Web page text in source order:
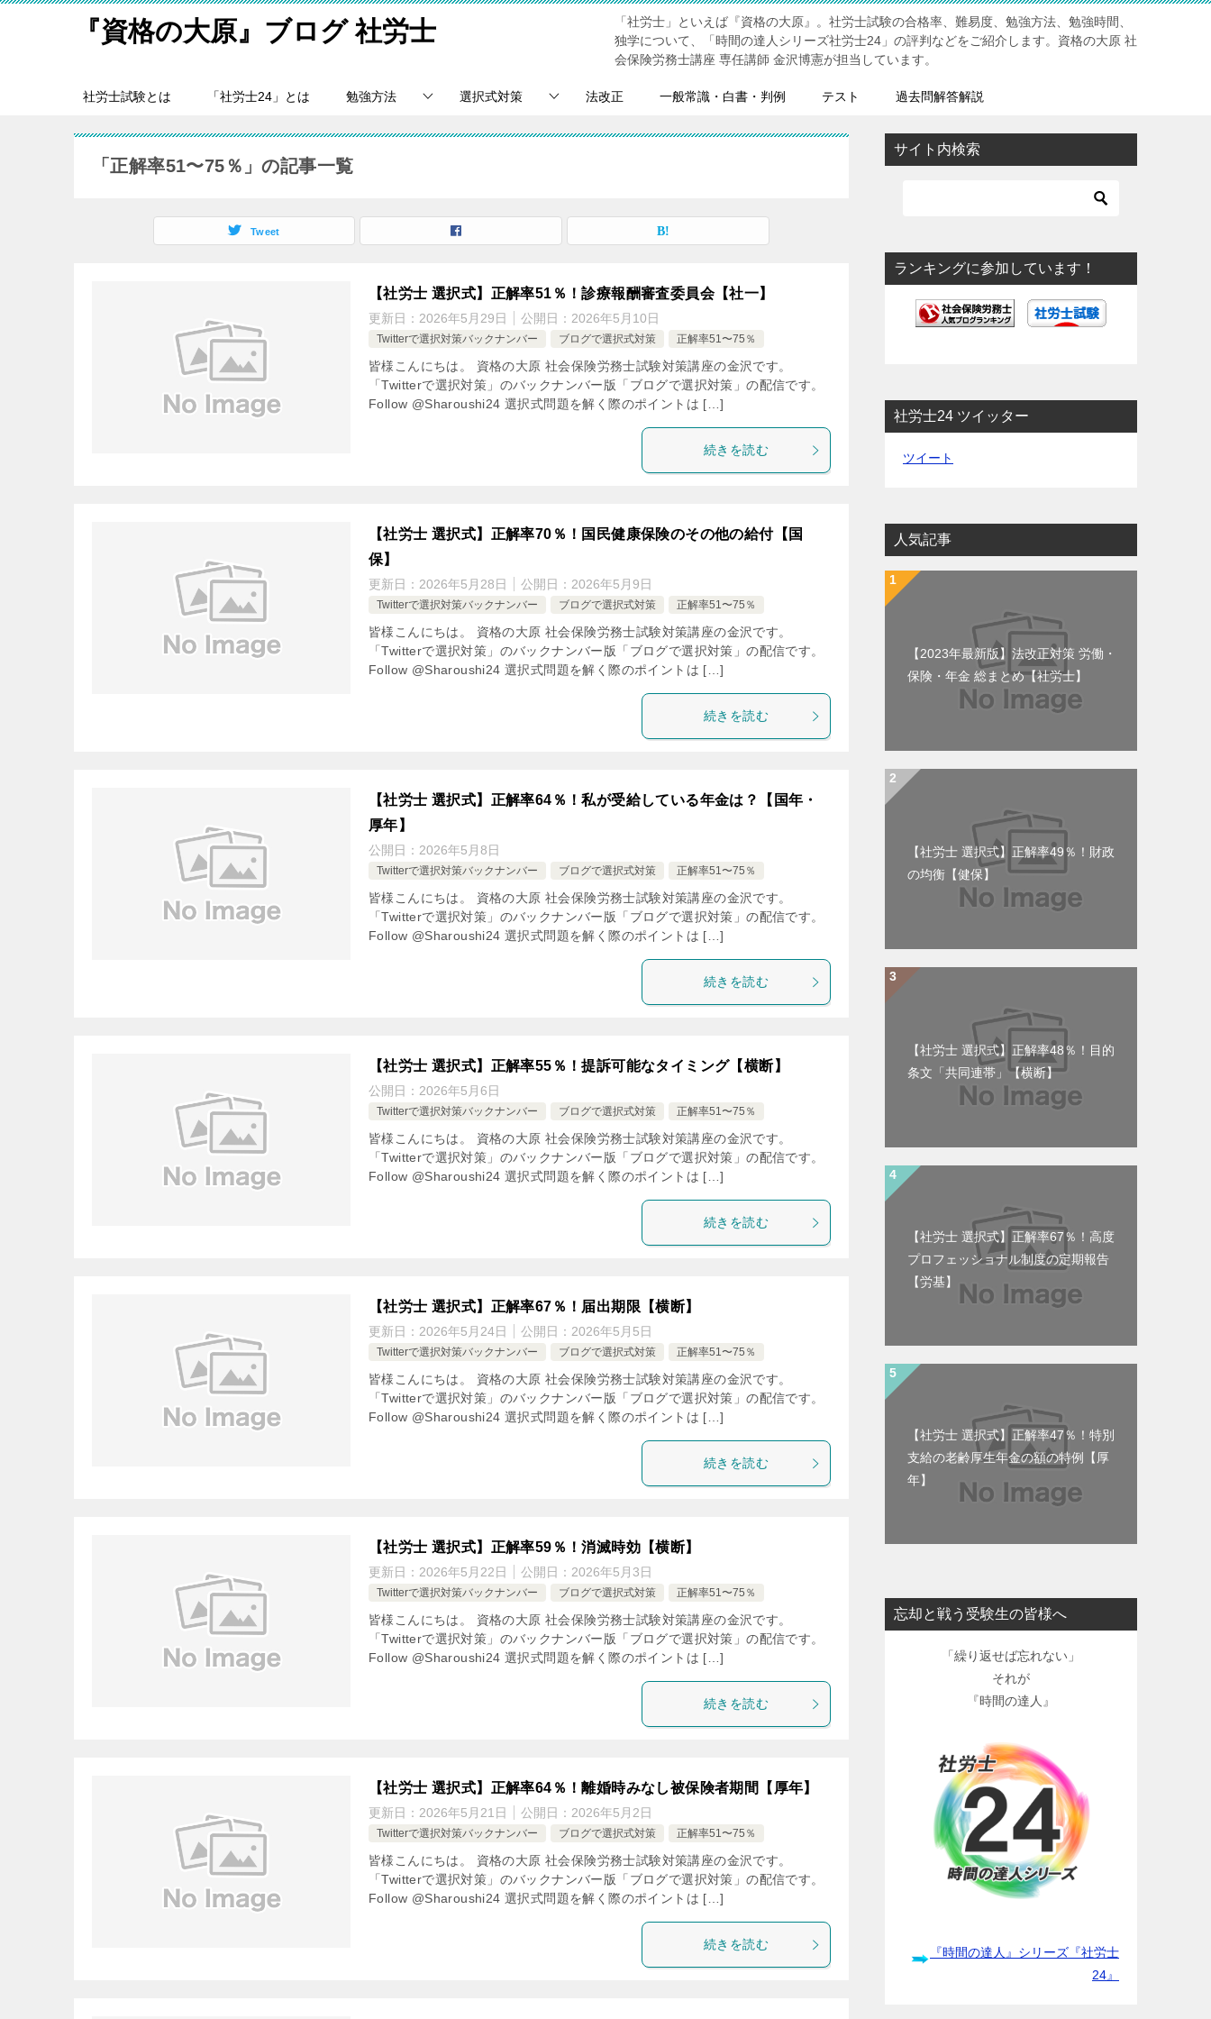
『資格の大原』ブログ 社労士
「社労士」といえば『資格の大原』。社労士試験の合格率、難易度、勉強方法、勉強時間、
独学について、「時間の達人シリーズ社労士24」の評判などをご紹介します。資格の大原 社
会保険労務士講座 専任講師 金沢博憲が担当しています。
社労士試験とは 「社労士24」とは 勉強方法 選択式対策 法改正 一般常識・白書・判例 テスト 過去問解答解説
「正解率51〜75％」の記事一覧
Tweet
【社労士 選択式】正解率51％！診療報酬審査委員会【社一】
更新日： 2026年5月29日 公開日： 2026年5月10日
Twitterで選択対策バックナンバー ブログで選択式対策 正解率51〜75％
皆様こんにちは。 資格の大原 社会保険労務士試験対策講座の金沢です。
「Twitterで選択対策」のバックナンバー版「ブログで選択対策」の配信です。
Follow @Sharoushi24 選択式問題を解く際のポイントは […]
続きを読む
【社労士 選択式】正解率70％！国民健康保険のその他の給付【国
保】
更新日： 2026年5月28日 公開日： 2026年5月9日
Twitterで選択対策バックナンバー ブログで選択式対策 正解率51〜75％
皆様こんにちは。 資格の大原 社会保険労務士試験対策講座の金沢です。
「Twitterで選択対策」のバックナンバー版「ブログで選択対策」の配信です。
Follow @Sharoushi24 選択式問題を解く際のポイントは […]
続きを読む
【社労士 選択式】正解率64％！私が受給している年金は？【国年・
厚年】
公開日： 2026年5月8日
Twitterで選択対策バックナンバー ブログで選択式対策 正解率51〜75％
皆様こんにちは。 資格の大原 社会保険労務士試験対策講座の金沢です。
「Twitterで選択対策」のバックナンバー版「ブログで選択対策」の配信です。
Follow @Sharoushi24 選択式問題を解く際のポイントは […]
続きを読む
【社労士 選択式】正解率55％！提訴可能なタイミング【横断】
公開日： 2026年5月6日
Twitterで選択対策バックナンバー ブログで選択式対策 正解率51〜75％
皆様こんにちは。 資格の大原 社会保険労務士試験対策講座の金沢です。
「Twitterで選択対策」のバックナンバー版「ブログで選択対策」の配信です。
Follow @Sharoushi24 選択式問題を解く際のポイントは […]
続きを読む
【社労士 選択式】正解率67％！届出期限【横断】
更新日： 2026年5月24日 公開日： 2026年5月5日
Twitterで選択対策バックナンバー ブログで選択式対策 正解率51〜75％
皆様こんにちは。 資格の大原 社会保険労務士試験対策講座の金沢です。
「Twitterで選択対策」のバックナンバー版「ブログで選択対策」の配信です。
Follow @Sharoushi24 選択式問題を解く際のポイントは […]
続きを読む
【社労士 選択式】正解率59％！消滅時効【横断】
更新日： 2026年5月22日 公開日： 2026年5月3日
Twitterで選択対策バックナンバー ブログで選択式対策 正解率51〜75％
皆様こんにちは。 資格の大原 社会保険労務士試験対策講座の金沢です。
「Twitterで選択対策」のバックナンバー版「ブログで選択対策」の配信です。
Follow @Sharoushi24 選択式問題を解く際のポイントは […]
続きを読む
【社労士 選択式】正解率64％！離婚時みなし被保険者期間【厚年】
更新日： 2026年5月21日 公開日： 2026年5月2日
Twitterで選択対策バックナンバー ブログで選択式対策 正解率51〜75％
皆様こんにちは。 資格の大原 社会保険労務士試験対策講座の金沢です。
「Twitterで選択対策」のバックナンバー版「ブログで選択対策」の配信です。
Follow @Sharoushi24 選択式問題を解く際のポイントは […]
続きを読む
サイト内検索
ランキングに参加しています！
社労士24 ツイッター
ツイート
人気記事
【2023年最新版】法改正対策 労働・
保険・年金 総まとめ【社労士】
【社労士 選択式】正解率49％！財政
の均衡【健保】
【社労士 選択式】正解率48％！目的
条文「共同連帯」【横断】
【社労士 選択式】正解率67％！高度
プロフェッショナル制度の定期報告
【労基】
【社労士 選択式】正解率47％！特別
支給の老齢厚生年金の額の特例【厚
年】
忘却と戦う受験生の皆様へ
「繰り返せば忘れない」
それが
『時間の達人』
『時間の達人』シリーズ『社労士
24』